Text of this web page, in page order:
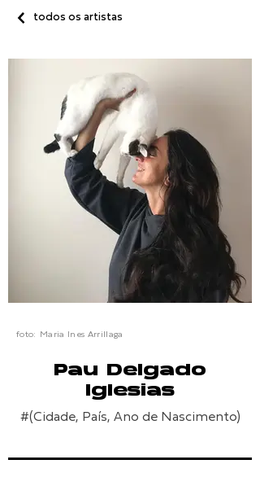
todos os artistas
foto: Maria Ines Arrillaga
Pau Delgado
Iglesias
#(Cidade, País, Ano de Nascimento)